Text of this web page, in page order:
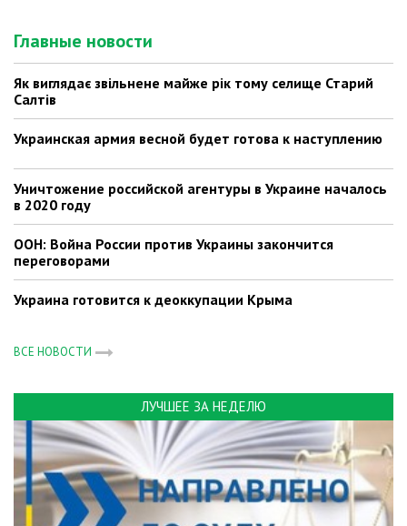
Главные новости
Як виглядає звільнене майже рік тому селище Старий
Салтів
Украинская армия весной будет готова к наступлению
Уничтожение российской агентуры в Украине началось
в 2020 году
ООН: Война России против Украины закончится
переговорами
Украина готовится к деоккупации Крыма
ВСЕ НОВОСТИ
ЛУЧШЕЕ ЗА НЕДЕЛЮ